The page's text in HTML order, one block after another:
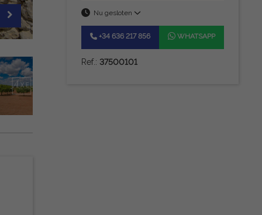
Nu gesloten
+34 636 217 856 WHATSAPP
Ref.: 37500101